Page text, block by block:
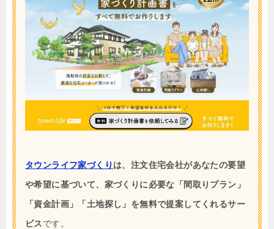
タウンライフ家づくり は、注文住宅会社があなたの要望
や希望に基づいて、家づくりに必要な「間取りプラン」
「資金計画」「土地探し」を無料で提案してくれるサー
ビスです。